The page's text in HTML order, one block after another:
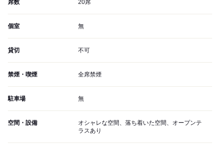
席数 20席
個室 無
貸切 不可
禁煙・喫煙 全席禁煙
駐車場 無
空間・設備
オシャレな空間、落ち着いた空間、オープンテ
ラスあり